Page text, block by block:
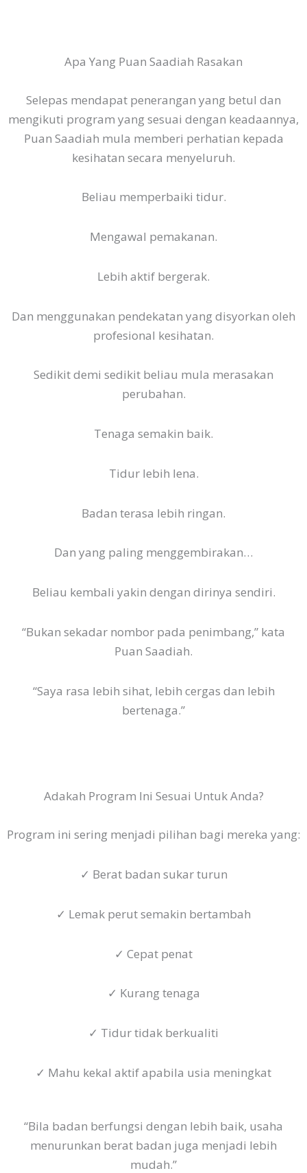
Apa Yang Puan Saadiah Rasakan
Selepas mendapat penerangan yang betul dan
mengikuti program yang sesuai dengan keadaannya,
Puan Saadiah mula memberi perhatian kepada
kesihatan secara menyeluruh.
Beliau memperbaiki tidur.
Mengawal pemakanan.
Lebih aktif bergerak.
Dan menggunakan pendekatan yang disyorkan oleh
profesional kesihatan.
Sedikit demi sedikit beliau mula merasakan
perubahan.
Tenaga semakin baik.
Tidur lebih lena.
Badan terasa lebih ringan.
Dan yang paling menggembirakan…
Beliau kembali yakin dengan dirinya sendiri.
“Bukan sekadar nombor pada penimbang,” kata
Puan Saadiah.
“Saya rasa lebih sihat, lebih cergas dan lebih
bertenaga.”
Adakah Program Ini Sesuai Untuk Anda?
Program ini sering menjadi pilihan bagi mereka yang:
✓ Berat badan sukar turun
✓ Lemak perut semakin bertambah
✓ Cepat penat
✓ Kurang tenaga
✓ Tidur tidak berkualiti
✓ Mahu kekal aktif apabila usia meningkat
“Bila badan berfungsi dengan lebih baik, usaha
menurunkan berat badan juga menjadi lebih
mudah.”